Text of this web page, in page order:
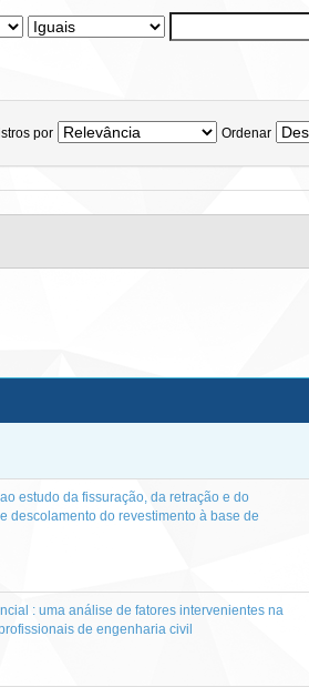
por Ordenar
estudo da fissuração, da retração e do
descolamento do revestimento à base de
: uma análise de fatores intervenientes na
de engenharia civil